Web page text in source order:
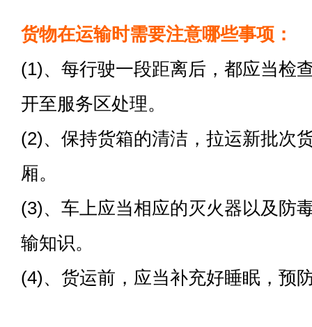
货物在运输时需要注意哪些事项：
(1)、每行驶一段距离后，都应当检
开至服务区处理。
(2)、保持货箱的清洁，拉运新批次
厢。
(3)、车上应当相应的灭火器以及防
输知识。
(4)、货运前，应当补充好睡眠，预